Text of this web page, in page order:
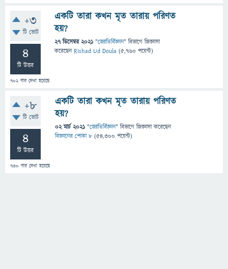
+3
টি ভোট
4
টি উত্তর
702বার দেখা হয়েছে
একটি তারা কখন মৃত তারায় পরিণত
হয়?
27 ডিসেম্বর 2021 "জ্যোতির্বিজ্ঞান" বিভাগে জিজ্ঞাসা
করেছেনRishad Ud Doula (5,760 পয়েন্ট)
+8
টি ভোট
4
টি উত্তর
730 বার দেখা হয়েছে
একটি তারা কখন মৃত তারায় পরিণত
হয়?
02 মার্চ 2021 "জ্যোতির্বিজ্ঞান" বিভাগে জিজ্ঞাসাকরেছেন
বিজ্ঞানের পোকা ৮ (54,300 পয়েন্ট)